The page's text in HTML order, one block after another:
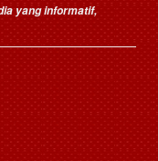
yang informatif,